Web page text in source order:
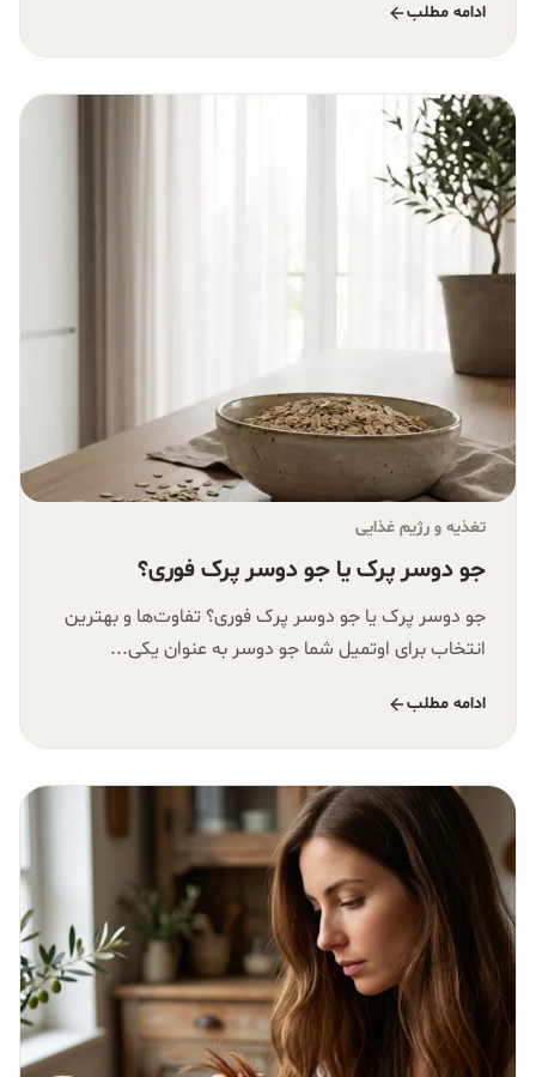
ادامه مطلب
تغذیه و رژیم غذایی
جو دوسر پرک یا جو دوسر پرک فوری؟
جو دوسر پرک یا جو دوسر پرک فوری؟ تفاوت‌ها و بهترین
انتخاب برای اوتمیل شما جو دوسر به عنوان یکی...
ادامه مطلب